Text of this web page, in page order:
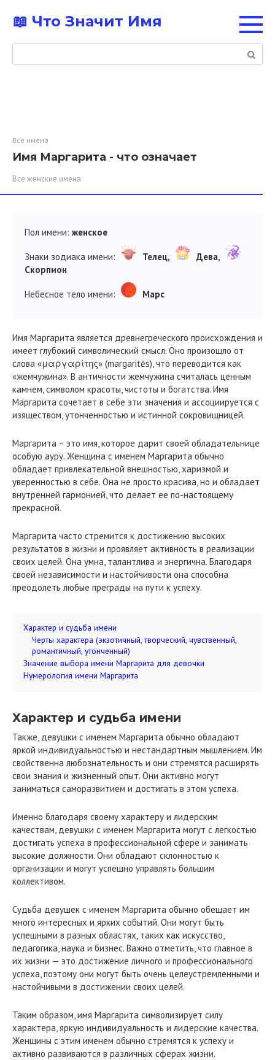
контенту
📖 Что Значит Имя
Поиск:
Все имена
Имя Маргарита - что означает
Все женские имена
Пол имени: женское
Знаки зодиака имени: Телец,
Дева,
Скорпион
Небесное тело имени: Марс
Имя Маргарита является древнегреческого происхождения и
имеет глубокий символический смысл. Оно произошло от
слова «μαργαρίτης» (margaritēs), что переводится как
«жемчужина». В античности жемчужина считалась ценным
камнем, символом красоты, чистоты и богатства. Имя
Маргарита сочетает в себе эти значения и ассоциируется с
изяществом, утонченностью и истинной сокровищницей.
Маргарита – это имя, которое дарит своей обладательнице
особую ауру. Женщина с именем Маргарита обычно
обладает привлекательной внешностью, харизмой и
уверенностью в себе. Она не просто красива, но и обладает
внутренней гармонией, что делает ее по-настоящему
прекрасной.
Маргарита часто стремится к достижению высоких
результатов в жизни и проявляет активность в реализации
своих целей. Она умна, талантлива и энергична. Благодаря
своей независимости и настойчивости она способна
преодолеть любые преграды на пути к успеху.
Характер и судьба имени
Черты характера (экзотичный, творческий, чувственный,
романтичный, утонченный)
Значение выбора имени Маргарита для девочки
Нумерология имени Маргарита
Характер и судьба имени
Также, девушки с именем Маргарита обычно обладают
яркой индивидуальностью и нестандартным мышлением. Им
свойственна любознательность и они стремятся расширять
свои знания и жизненный опыт. Они активно могут
заниматься саморазвитием и достигать в этом успеха.
Именно благодаря своему характеру и лидерским
качествам, девушки с именем Маргарита могут с легкостью
достигать успеха в профессиональной сфере и занимать
высокие должности. Они обладают склонностью к
организации и могут успешно управлять большим
коллективом.
Судьба девушек с именем Маргарита обычно обещает им
много интересных и ярких событий. Они могут быть
успешными в разных областях, таких как искусство,
педагогика, наука и бизнес. Важно отметить, что главное в
их жизни — это достижение личного и профессионального
успеха, поэтому они могут быть очень целеустремленными и
настойчивыми в достижении своих целей.
Таким образом, имя Маргарита символизирует силу
характера, яркую индивидуальность и лидерские качества.
Женщины с этим именем обычно стремятся к успеху и
активно развиваются в различных сферах жизни.